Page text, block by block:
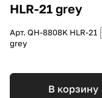
HLR-21 grey
Арт. QH-8808K HLR-21
grey
В корзину